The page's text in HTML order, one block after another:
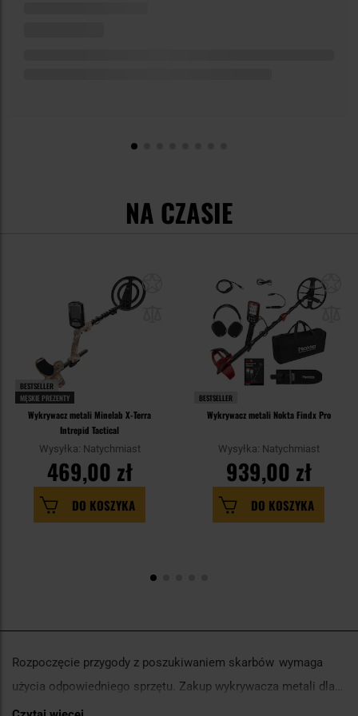
NA CZASIE
BESTSELLER
MĘSKIE PREZENTY
Wykrywacz metali Minelab X-Terra
Intrepid Tactical
Wysyłka: Natychmiast
469,00 zł
DO KOSZYKA
BESTSELLER
Wykrywacz metali Nokta Findx Pro
Wysyłka: Natychmiast
939,00 zł
DO KOSZYKA
Rozpoczęcie przygody z poszukiwaniem skarbów wymaga
użycia odpowiedniego sprzętu. Zakup wykrywacza metali dla
początkujących to świetny pomysł na lepsze poznanie tej